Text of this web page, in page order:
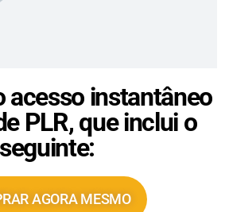
acesso instantâneo
PLR, que inclui o
seguinte:​
AGORA MESMO